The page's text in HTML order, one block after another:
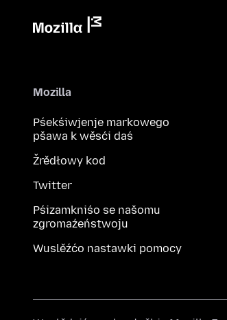
Mozilla
Pśekśiwjenje markowego
pšawa k wěsći daś
Žrědłowy kod
Twitter
Pśizamkniśo se našomu
zgromaźeństwoju
Wuslěźćo nastawki pomocy